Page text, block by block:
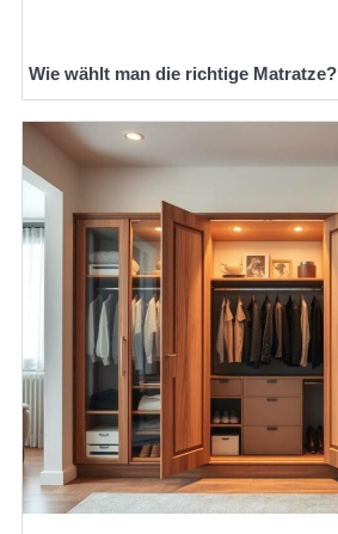
Wie wählt man die richtige Matratze?